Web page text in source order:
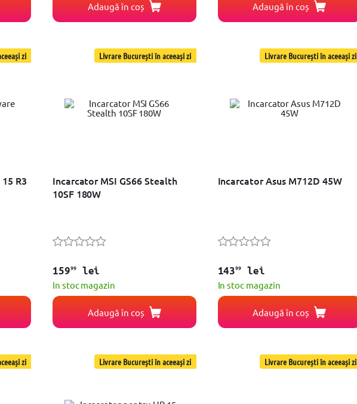
Adaugă în coș Adaugă în coș
zi
R3
Livrare București în aceeași zi
Incarcator MSI GS66 Stealth
10SF 180W
15999lei
In stoc magazin
Adaugă în coș
Livrare București în aceeași zi
Incarcator Asus M712D 45W
14399
lei
In stoc magazin
Adaugă în coș
zi Livrare București în aceeași zi Livrare București în aceeași zi